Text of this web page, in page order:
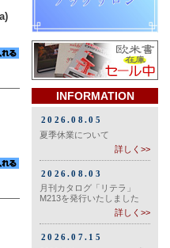
INFORMATION